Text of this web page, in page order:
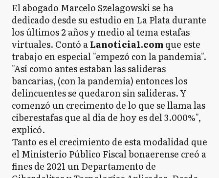
El abogado Marcelo Szelagowski se ha
dedicado desde su estudio en La Plata durante
los últimos 2 años y medio al tema estafas
virtuales. Contó aLanoticia1.comque este
trabajo en especial "empezó con la pandemia".
"Así como antes estaban las salideras
bancarias, (con la pandemia) entonces los
delincuentes se quedaron sin salideras. Y
comenzó un crecimento de lo que se llama las
ciberestafas que al día de hoy es del 3.000%",
explicó.
Tanto es el crecimiento de esta modalidad que
el Ministerio Público Fiscal bonaerense creó a
fines de 2021 un Departamento de